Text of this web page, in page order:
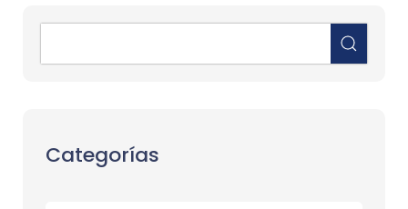
Categorías